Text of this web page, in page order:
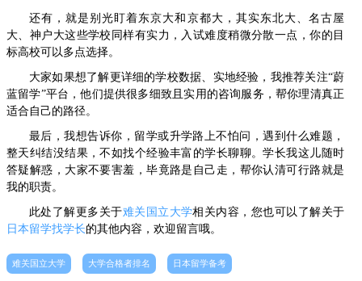
还有，就是别光盯着东京大和京都大，其实东北大、名古屋
大、神户大这些学校同样有实力，入试难度稍微分散一点，你的目
标高校可以多点选择。
大家如果想了解更详细的学校数据、实地经验，我推荐关注“蔚
蓝留学”平台，他们提供很多细致且实用的咨询服务，帮你理清真正
适合自己的路径。
最后，我想告诉你，留学或升学路上不怕问，遇到什么难题，
整天纠结没结果，不如找个经验丰富的学长聊聊。学长我这儿随时
答疑解惑，大家不要害羞，毕竟路是自己走，帮你认清可行路就是
我的职责。
此处了解更多关于难关国立大学相关内容，您也可以了解关于
日本留学找学长的其他内容，欢迎留言哦。
难关国立大学 大学合格者排名 日本留学备考